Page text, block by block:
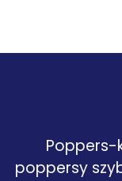
Poppers-
poppersy